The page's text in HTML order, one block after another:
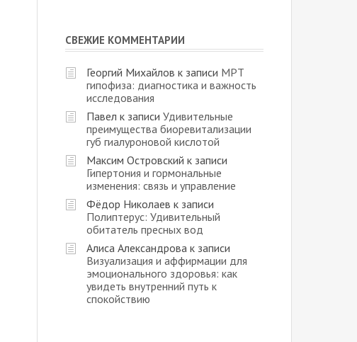
СВЕЖИЕ КОММЕНТАРИИ
Георгий Михайлов к записи МРТ
гипофиза: диагностика и важность
исследования
Павел к записи Удивительные
преимущества биоревитализации
губ гиалуроновой кислотой
Максим Островский к записи
Гипертония и гормональные
изменения: связь и управление
Фёдор Николаев к записи
Полиптерус: Удивительный
обитатель пресных вод
Алиса Александрова к записи
Визуализация и аффирмации для
эмоционального здоровья: как
увидеть внутренний путь к
спокойствию